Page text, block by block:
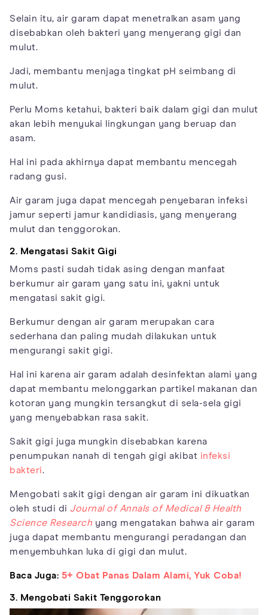
Selain itu, air garam dapat menetralkan asam yang
disebabkan oleh bakteri yang menyerang gigi dan
mulut.
Jadi, membantu menjaga tingkat pH seimbang di
mulut.
Perlu Moms ketahui, bakteri baik dalam gigi dan mulut
akan lebih menyukai lingkungan yang beruap dan
asam.
Hal ini pada akhirnya dapat membantu mencegah
radang gusi.
Air garam juga dapat mencegah penyebaran infeksi
jamur seperti jamur kandidiasis, yang menyerang
mulut dan tenggorokan.
2. Mengatasi Sakit Gigi
Moms pasti sudah tidak asing dengan manfaat
berkumur air garam yang satu ini, yakni untuk
mengatasi sakit gigi.
Berkumur dengan air garam merupakan cara
sederhana dan paling mudah dilakukan untuk
mengurangi sakit gigi.
Hal ini karena air garam adalah desinfektan alami yang
dapat membantu melonggarkan partikel makanan dan
kotoran yang mungkin tersangkut di sela-sela gigi
yang menyebabkan rasa sakit.
Sakit gigi juga mungkin disebabkan karena
penumpukan nanah di tengah gigi akibat infeksi
bakteri.
Mengobati sakit gigi dengan air garam ini dikuatkan
oleh studi di Journal of Annals of Medical & Health
Science Research yang mengatakan bahwa air garam
juga dapat membantu mengurangi peradangan dan
menyembuhkan luka di gigi dan mulut.
Baca Juga: 5+ Obat Panas Dalam Alami, Yuk Coba!
3. Mengobati Sakit Tenggorokan